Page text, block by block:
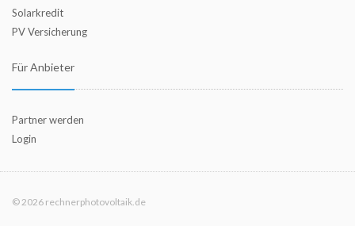
Solarkredit
PV Versicherung
Für Anbieter
Partner werden
Login
© 2026 rechnerphotovoltaik.de